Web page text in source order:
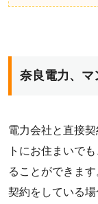
奈良電力、マ
電力会社と直接
トにお住まいで
ることができま
契約をしている